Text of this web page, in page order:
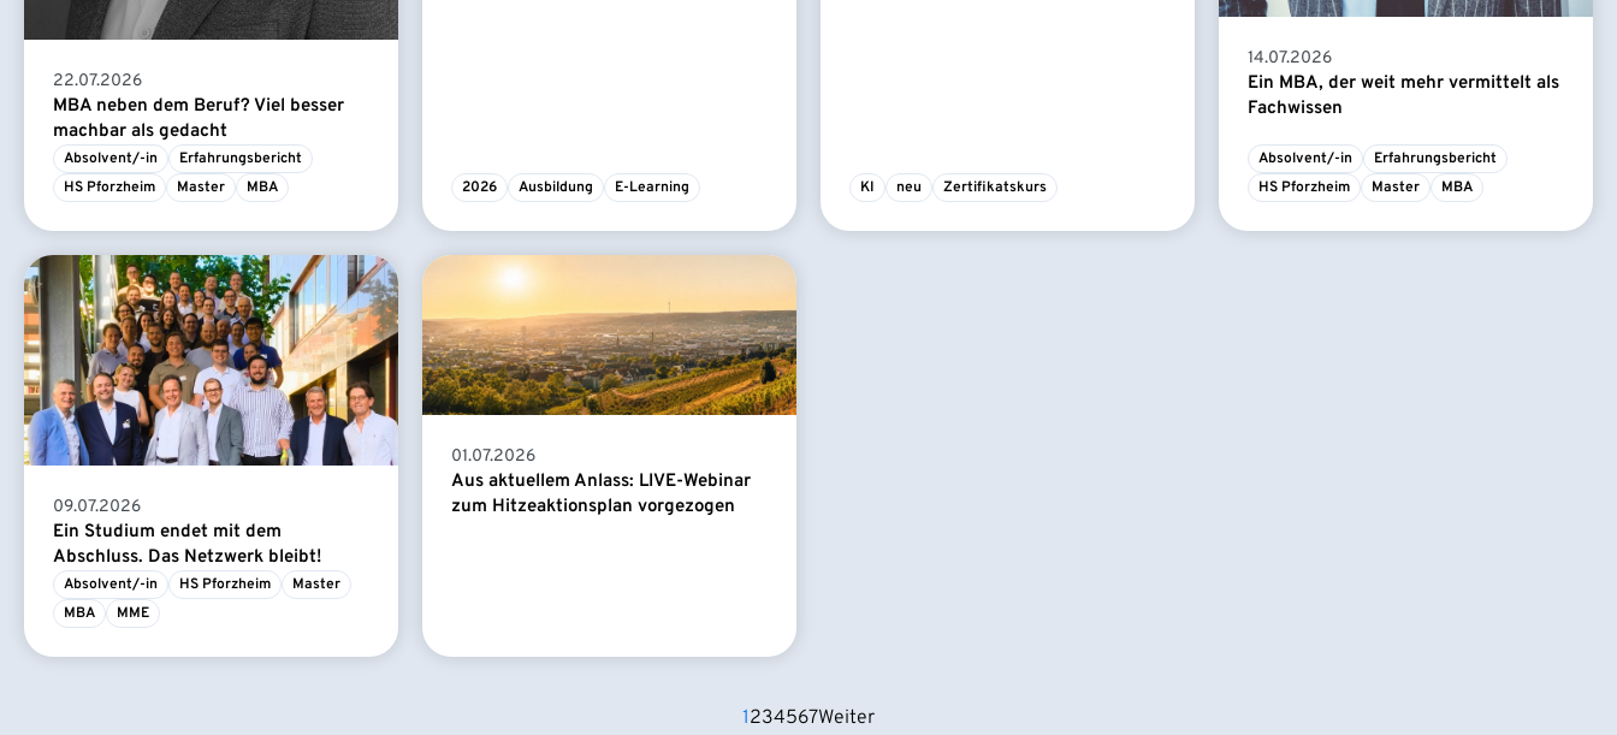
22.07.2026
MBA neben dem Beruf? Viel besser
machbar als gedacht
Absolvent/-in
Erfahrungsbericht
HS Pforzheim
Master MBA 2026 Ausbildung E-Learning KI neu Zertifikatskurs
14.07.2026
Ein MBA, der weit mehr vermittelt als
Fachwissen
Absolvent/-in
Erfahrungsbericht
HS Pforzheim
Master MBA
09.07.2026
Ein Studium endet mit dem
Abschluss. Das Netzwerk bleibt!
Absolvent/-in HS Pforzheim
Master
MBA
MME
01.07.2026
Aus aktuellem Anlass: LIVE-Webinar
zum Hitzeaktionsplan vorgezogen
1234567Weiter